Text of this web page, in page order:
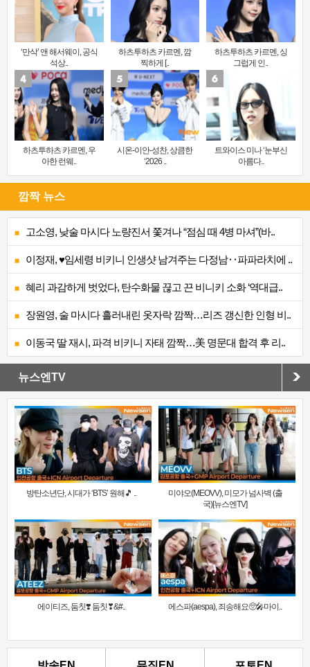
‘만삭’ 앤 해서웨이, 공식
석상..
하츠투하츠 카르멘, 깜
찍하게 [..
하츠투하츠 카르멘, 싱
그럽게 인..
하츠투하츠 카르멘, 우
아한 런웨..
시온-이안-성찬, 상큼한
‘2026 ..
트와이스 미나 ‘눈부신
아름다..
깜짝 뉴스
고소영, 낮술 마시다 노량진서 쫓겨나 “점심 때 4병 마셔”(바..
이정재, ♥임세령 비키니 인생샷 남겨주는 다정남‥파파라치에 ..
혜리 과감하게 벗었다, 탄수화물 끊고 끈 비니키 소화 ‘역대급..
장원영, 술 마시다 흘러내린 옷자락 깜짝…리즈 갱신한 인형 비..
이동국 딸 재시, 파격 비키니 자태 깜짝…美 명문대 합격 후 리..
뉴스엔TV
방탄소년단, 시대가 ‘BTS’ 원해🎵 ..
미야오(MEOVV), 미모가 넘사벽 (출
국)[뉴스엔TV]
에이티즈, 둠칫❣️ 둠칫❣&#.. 에스파(aespa), 죄송해요🥺🎤마이..